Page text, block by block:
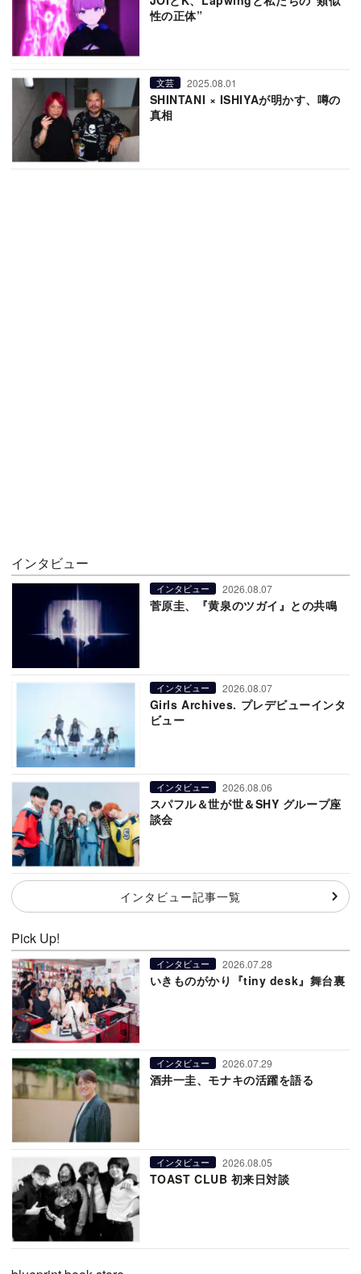
性の正体”
文芸 2025.08.01
SHINTANI × ISHIYAが明かす、噂の
真相
インタビュー
インタビュー 2026.08.07
菅原圭、『黄泉のツガイ』との共鳴
インタビュー 2026.08.07
Girls Archives. プレデビューインタ
ビュー
インタビュー 2026.08.06
スパフル＆世が世＆SHY グループ座
談会
インタビュー記事一覧
Pick Up!
インタビュー 2026.07.28
いきものがかり『tiny desk』舞台裏
インタビュー 2026.07.29
酒井一圭、モナキの活躍を語る
インタビュー 2026.08.05
TOAST CLUB 初来日対談